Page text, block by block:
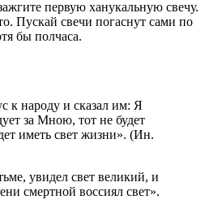
первую ханукальную свечу.
Пускай свечи погаснут сами по
бы полчаса.
к народу и сказал им: Я
за Мною, тот не будет
иметь свет жизни». (Ин.
увидел свет великий, и
смертной воссиял свет».